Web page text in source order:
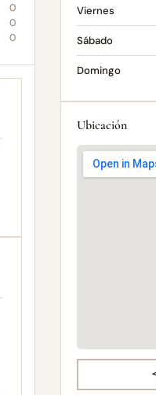
0
0
0
Viernes
Sábado
Domingo
Ubicación